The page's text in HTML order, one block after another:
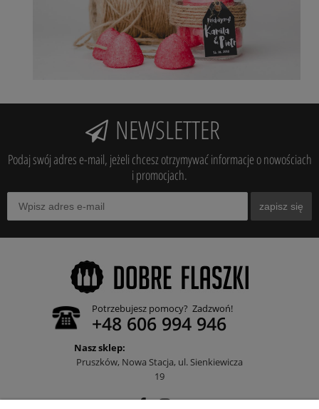
NEWSLETTER
Podaj swój adres e-mail, jeżeli chcesz otrzymywać informacje o nowościach
i promocjach.
zapisz się
Potrzebujesz pomocy? Zadzwoń!
+48 606 994 946
Nasz sklep:
Pruszków, Nowa Stacja, ul. Sienkiewicza
19